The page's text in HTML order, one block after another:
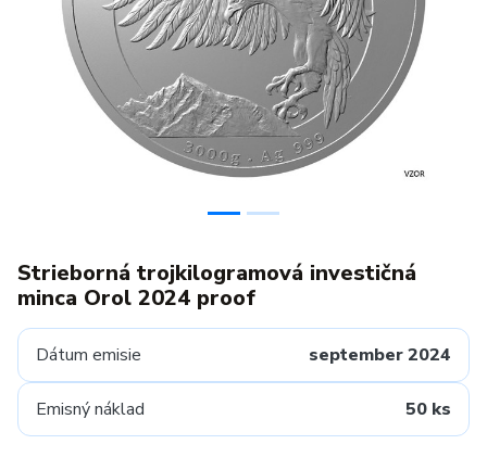
Previous
Strieborná trojkilogramová investičná
minca Orol 2024 proof
Dátum emisie september 2024
Emisný náklad 50 ks